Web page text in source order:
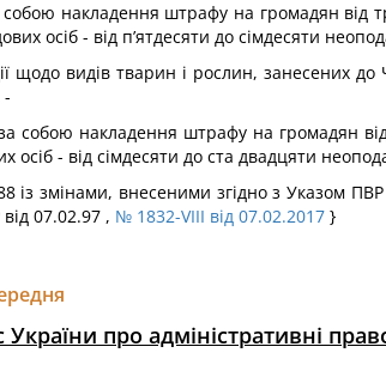
накладення штрафу на громадян від
осіб - від п’ятдесяти до сімдесяти
щодо видів тварин і рослин, занесених
-
собою накладення штрафу на громадян від
осіб - від сімдесяти до ста двадцяти
із змінами, внесеними згідно з Указом ПВР
07.02.97 , № 1832-VIII від 07.02.2017 }
України про адміністративні